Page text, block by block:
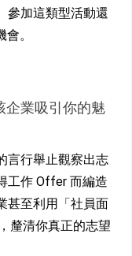
參加這類型活動還
。
企業吸引你的魅
言行舉止觀察出志
工作 Offer 而編造
甚至利用「社員面
釐清你真正的志望